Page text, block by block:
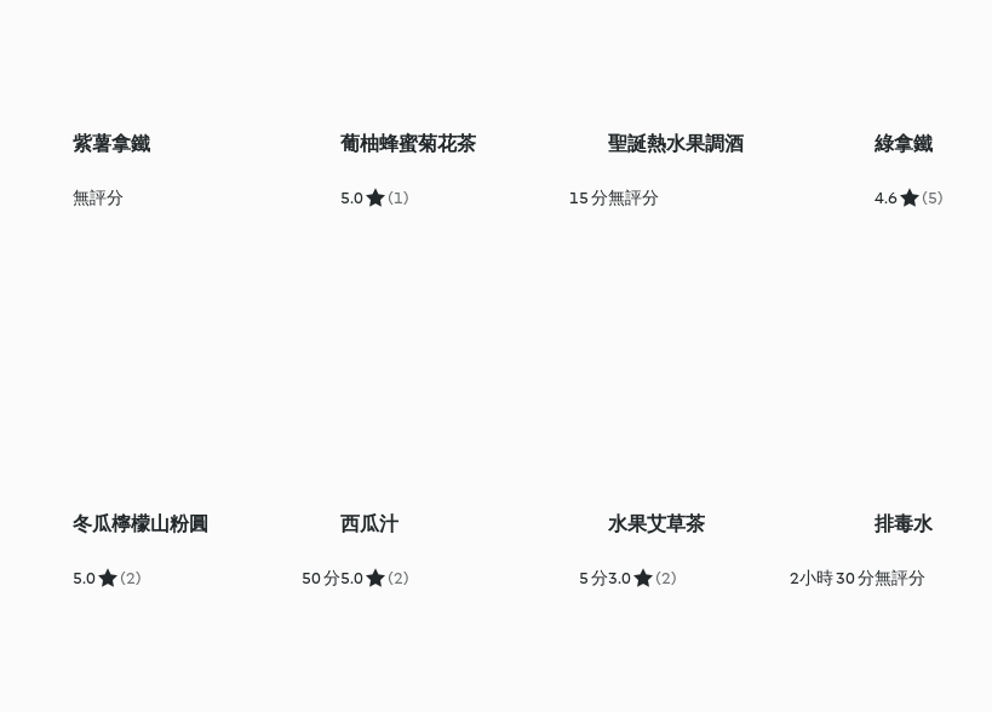
紫薯拿鐵
無評分
葡柚蜂蜜菊花茶
5.0 (1) 15 分
聖誕熱水果調酒
無評分
綠拿鐵
4.6 (5)
冬瓜檸檬山粉圓
5.0 (2) 50 分
西瓜汁
5.0 (2) 5 分
水果艾草茶
3.0 (2) 2小時 30 分
排毒水
無評分